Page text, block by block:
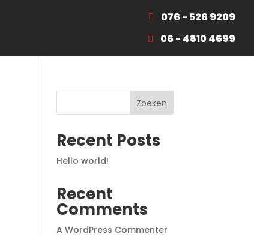
076 - 526 9209
06 - 4810 4699
Zoeken
Recent Posts
Hello world!
Recent
Comments
A WordPress Commenter